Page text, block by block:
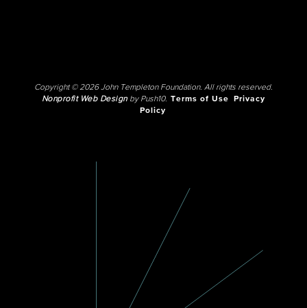
Copyright © 2026 John Templeton Foundation. All rights reserved.
Nonprofit Web Designby Push10. Terms of Use
Privacy
Policy